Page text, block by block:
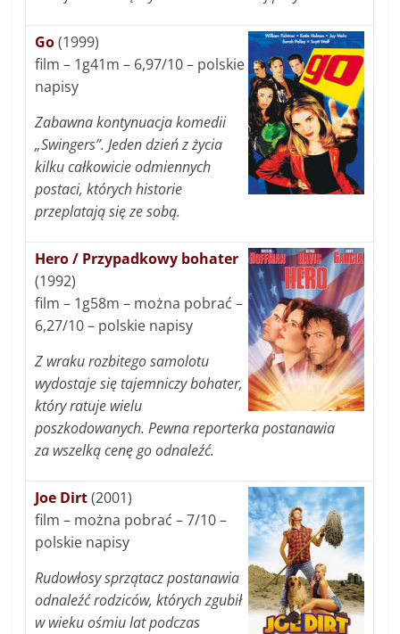
Go(1999)
film – 1g41m – 6,97/10 – polskie
napisy
Zabawna kontynuacja komedii
„Swingers”. Jeden dzień z życia
kilku całkowicie odmiennych
postaci, których historie
przeplatają się ze sobą.
Hero / Przypadkowy bohater
(1992)
film – 1g58m – można pobrać –
6,27/10 – polskie napisy
Z wraku rozbitego samolotu
wydostaje się tajemniczy bohater,
który ratuje wielu
poszkodowanych. Pewna reporterka postanawia
za wszelką cenę go odnaleźć.
Joe Dirt(2001)
film – można pobrać – 7/10 –
polskie napisy
Rudowłosy sprzątacz postanawia
odnaleźć rodziców, których zgubił
w wieku ośmiu lat podczas